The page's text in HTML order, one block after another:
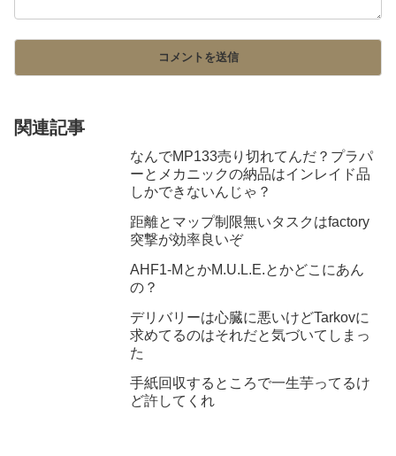
関連記事
なんでMP133売り切れてんだ？プラパ
ーとメカニックの納品はインレイド品
しかできないんじゃ？
距離とマップ制限無いタスクはfactory
突撃が効率良いぞ
AHF1-MとかM.U.L.E.とかどこにあん
の？
デリバリーは心臓に悪いけどTarkovに
求めてるのはそれだと気づいてしまっ
た
手紙回収するところで一生芋ってるけ
ど許してくれ